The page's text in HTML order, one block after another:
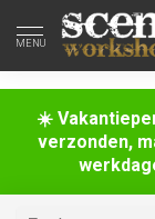
☀️
verzonden,
MENU